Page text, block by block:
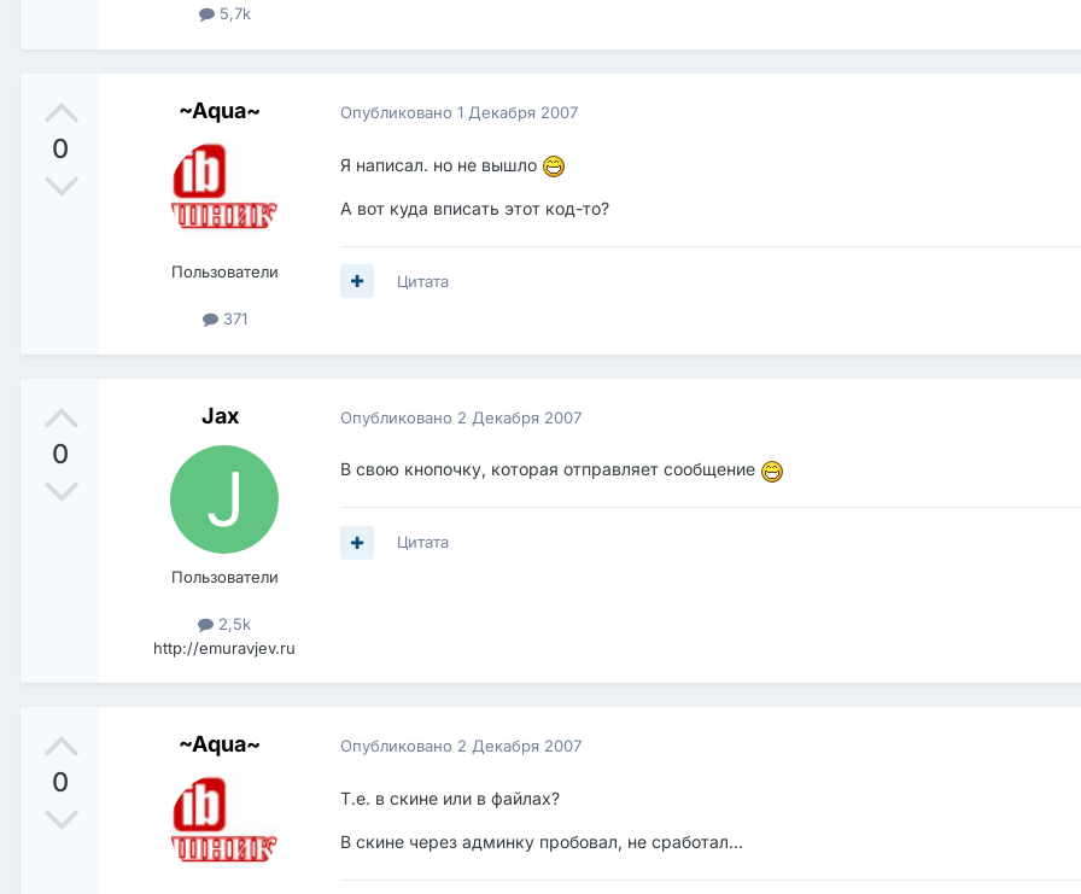
5,7k
0
~Aqua~
Пользователи
371
Опубликовано 1 Декабря 2007
Я написал. но не вышло
А вот куда вписать этот код-то?
Цитата
0
Jax
Пользователи
2,5k
http://emuravjev.ru
Опубликовано 2 Декабря 2007
В свою кнопочку, которая отправляет сообщение
Цитата
0
~Aqua~ Опубликовано 2 Декабря 2007
Т.е. в скине или в файлах?
В скине через админку пробовал, не сработал...